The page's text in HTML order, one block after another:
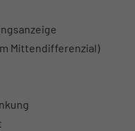
Mittendifferenzial)